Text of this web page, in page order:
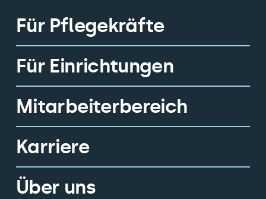
Für Pflegekräfte
Für Einrichtungen
Mitarbeiterbereich
Karriere
Über uns